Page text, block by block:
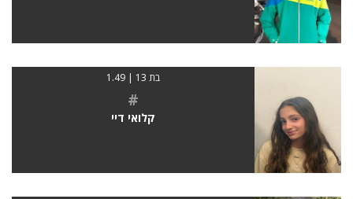
בת 13 | 1.49
#
קלואי דיי